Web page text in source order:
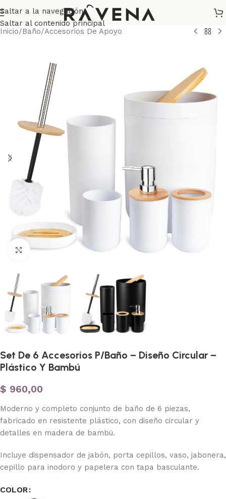
Saltar a la navegación
Saltar al contenido principal
Inicio/Baño/Accesorios De Apoyo
Haga clic para ampliar
Set De 6 Accesorios P/Baño – Diseño Circular –
Plástico Y Bambú
$ 960,00
Moderno y completo conjunto de baño de 6 piezas,
fabricado en resistente plástico, con diseño circular y
detalles en madera de bambú.
Incluye dispensador de jabón, porta cepillos, vaso, jabonera,
cepillo para inodoro y papelera con tapa basculante.
COLOR